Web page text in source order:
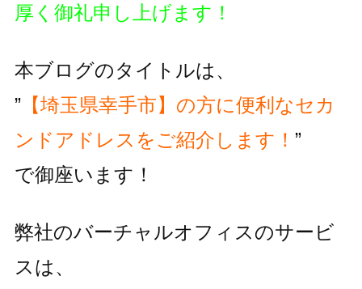
厚く御礼申し上げます！
本ブログのタイトルは、
”【埼玉県幸手市】の方に便利なセカ
ンドアドレスをご紹介します！ ”
で御座います！
弊社のバーチャルオフィスのサービ
スは、